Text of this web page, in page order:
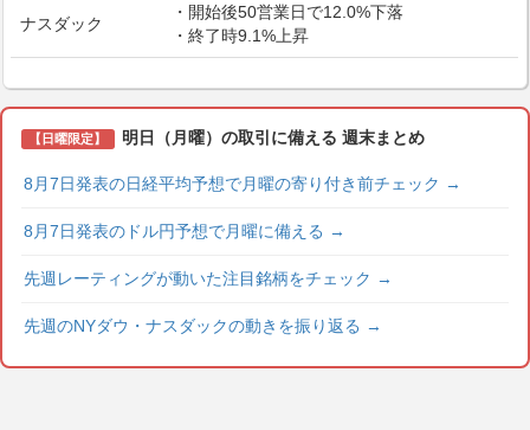
ナスダック
・開始後50営業日で12.0%下落
・終了時9.1%上昇
【日曜限定】 明日（月曜）の取引に備える 週末まとめ
8月7日発表の日経平均予想で月曜の寄り付き前チェック →
8月7日発表のドル円予想で月曜に備える →
先週レーティングが動いた注目銘柄をチェック →
先週のNYダウ・ナスダックの動きを振り返る →